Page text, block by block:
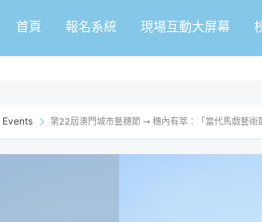
首頁 報名系統 現場互動大屏幕
Events 第22屆澳門城市藝穗節 ⇝ 穗內有萃：「當代馬戲藝術